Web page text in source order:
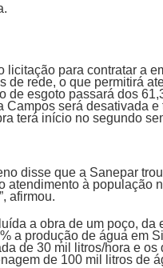
licitação para contratar a
de rede, o que permitirá
de esgoto passará dos
Campos será desativada
terá início no segundo
disse que a Sanepar
atendimento à população
afirmou.
a obra de um poço,
a produção de água em
de 30 mil litros/hora e
de 100 mil litros de